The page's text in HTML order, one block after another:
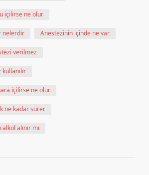
içilirse ne olur
nelerdir Anestezinin içinde ne var
verilmez
içilirse ne olur
ne kadar sürer
alınır mı